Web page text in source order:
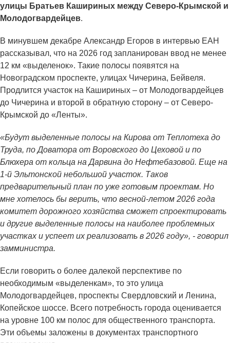
улицы Братьев Кашириных между Северо-Крымской и
Молодогвардейцев.
В минувшем декабре Александр Егоров в интервью ЕАН
рассказывал, что на 2026 год запланирован ввод не менее
12 км «выделенок». Такие полосы появятся на
Новоградском проспекте, улицах Чичерина, Бейвеля.
Продлится участок на Кашириных – от Молодогвардейцев
до Чичерина и второй в обратную сторону – от Северо-
Крымской до «Ленты».
«Будут выделенные полосы на Кирова от Теплотеха до
Труда, по Доватора от Воровского до Цеховой и по
Блюхера от кольца на Дарвина до Нефтебазовой. Еще на
1-й Эльтонской небольшой участок. Таков
предварительный план по уже готовым проектам. Но
мне хотелось бы верить, что весной-летом 2026 года
комитет дорожного хозяйства сможет спроектировать
и другие выделенные полосы на наиболее проблемных
участках и успеет их реализовать в 2026 году», - говорил
замминистра.
Если говорить о более далекой перспективе по
необходимым «выделенкам», то это улица
Молодогвардейцев, проспекты Свердловский и Ленина,
Копейское шоссе. Всего потребность города оценивается
на уровне 100 км полос для общественного транспорта.
Эти объемы заложены в документах транспортного